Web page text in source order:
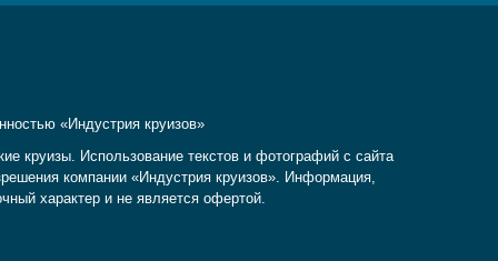
«Индустрия круизов»
круизы. Использование текстов и фотографий с сайта
компании «Индустрия круизов». Информация,
характер и не является офертой.